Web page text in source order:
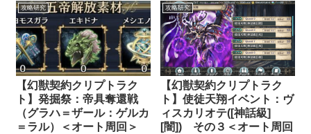
攻略研究
【幻獣契約クリプトラク
ト】発掘祭：帝具奪還戦
（グラハ＝ザール：ゲルカ
＝ラル）＜オート周回＞
攻略研究
【幻獣契約クリプトラク
ト】使徒天翔イベント：ヴ
ィスカリオテ([神話級]
[闇]) その３＜オート周回